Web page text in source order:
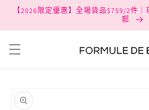
跳至內
【2026限定優惠】全場貨品$759/2件
郵
略過產
品資訊